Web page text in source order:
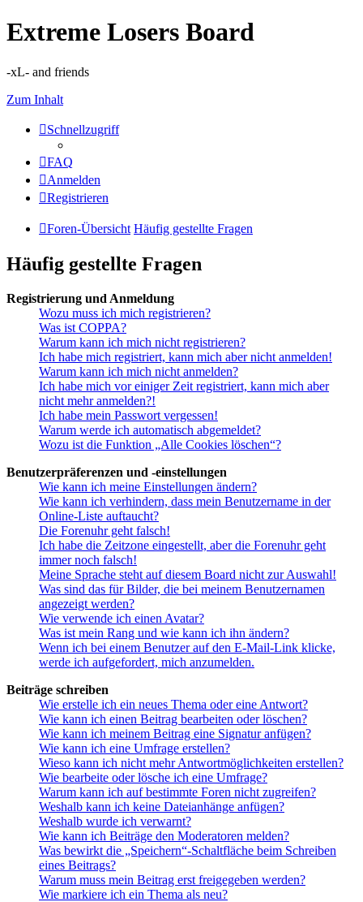
Extreme Losers Board
-xL- and friends
Zum Inhalt
Schnellzugriff
FAQ
Anmelden
Registrieren
Foren-Übersicht Häufig gestellte Fragen
Häufig gestellte Fragen
Registrierung und Anmeldung
Wozu muss ich mich registrieren?
Was ist COPPA?
Warum kann ich mich nicht registrieren?
Ich habe mich registriert, kann mich aber nicht anmelden!
Warum kann ich mich nicht anmelden?
Ich habe mich vor einiger Zeit registriert, kann mich aber
nicht mehr anmelden?!
Ich habe mein Passwort vergessen!
Warum werde ich automatisch abgemeldet?
Wozu ist die Funktion „Alle Cookies löschen“?
Benutzerpräferenzen und -einstellungen
Wie kann ich meine Einstellungen ändern?
Wie kann ich verhindern, dass mein Benutzername in der
Online-Liste auftaucht?
Die Forenuhr geht falsch!
Ich habe die Zeitzone eingestellt, aber die Forenuhr geht
immer noch falsch!
Meine Sprache steht auf diesem Board nicht zur Auswahl!
Was sind das für Bilder, die bei meinem Benutzernamen
angezeigt werden?
Wie verwende ich einen Avatar?
Was ist mein Rang und wie kann ich ihn ändern?
Wenn ich bei einem Benutzer auf den E-Mail-Link klicke,
werde ich aufgefordert, mich anzumelden.
Beiträge schreiben
Wie erstelle ich ein neues Thema oder eine Antwort?
Wie kann ich einen Beitrag bearbeiten oder löschen?
Wie kann ich meinem Beitrag eine Signatur anfügen?
Wie kann ich eine Umfrage erstellen?
Wieso kann ich nicht mehr Antwortmöglichkeiten erstellen?
Wie bearbeite oder lösche ich eine Umfrage?
Warum kann ich auf bestimmte Foren nicht zugreifen?
Weshalb kann ich keine Dateianhänge anfügen?
Weshalb wurde ich verwarnt?
Wie kann ich Beiträge den Moderatoren melden?
Was bewirkt die „Speichern“-Schaltfläche beim Schreiben
eines Beitrags?
Warum muss mein Beitrag erst freigegeben werden?
Wie markiere ich ein Thema als neu?